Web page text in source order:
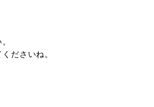
ださいね。